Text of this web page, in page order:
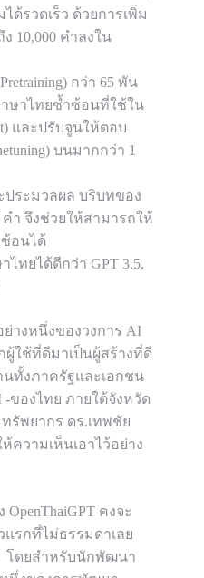
ด้รวดเร็ว ด้วยการเพิ่ม
10,000 คำลงใน
กว่า 65 พัน
ษาไทยซ้ำซ้อนที่ใช้ใน
และปรับจูนให้ตอบ
บนมากกว่า 1
ประมวลผล บริบทของ
ำ จึงช่วยให้สามารถให้
อนได้
ทยได้ดีกว่า GPT 3.5,
ย่างหนึ่งของวงการ AI
ผู้ใช้ที่ดีมาเป็นผู้สร้างที่ดี
นทั้งภาครัฐและเอกชน
ของไทย ภายใต้จังหวัด
รัพยากร ดร.เทพชัย
ความเห็นเอาไว้อย่าง
คงจะ
รกที่ไม่ธรรมดาเลย
โดยสำหรับนักพัฒนา